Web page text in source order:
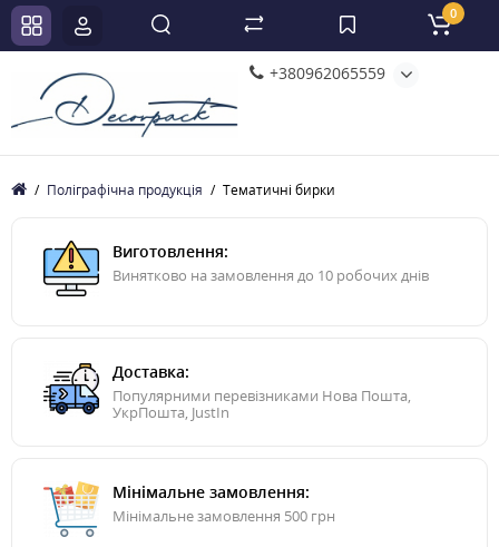
+380962065559
0
Поліграфічна продукція Тематичні бирки
Виготовлення:
Винятково на замовлення до 10 робочих днів
Доставка:
Популярними перевізниками Нова Пошта,
УкрПошта, JustIn
Мінімальне замовлення:
Мінімальне замовлення 500 грн